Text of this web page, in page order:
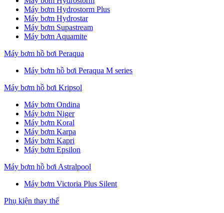
Máy bơm Hydrostorm Plus
Máy bơm Hydrostar
Máy bơm Supastream
Máy bơm Aquamite
Máy bơm hồ bơi Peraqua
Máy bơm hồ bơi Peraqua M series
Máy bơm hồ bơi Kripsol
Máy bơm Ondina
Máy bơm Niger
Máy bơm Koral
Máy bơm Karpa
Máy bơm Kapri
Máy bơm Epsilon
Máy bơm hồ bơi Astralpool
Máy bơm Victoria Plus Silent
Phụ kiện thay thế